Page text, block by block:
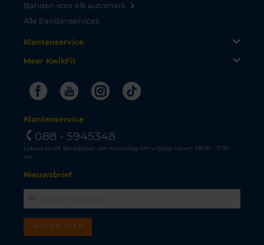
Banden voor elk automerk
Alle bandenservices
Klantenservice
Meer KwikFit
FacebookYoutubeInstagram
Tiktok
Klantenservice
088 - 5945348
Lokaal tarief. Bereikbaar van maandag t/m vrijdag tussen 08.00 - 17.30
uur.
Nieuwsbrief
INSCHRIJVEN